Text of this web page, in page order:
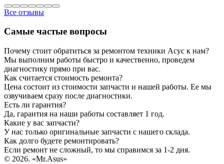
Все отзывы
Самые частые вопросы
Почему стоит обратиться за ремонтом техники Асус к нам?
Мы выполним работы быстро и качественно, проведем
диагностику прямо при вас.
Как считается стоимость ремонта?
Цена состоит из стоимости запчасти и нашей работы. Ее мы
озвучиваем сразу после диагностики.
Есть ли гарантия?
Да, гарантия на наши работы составляет 1 год.
Какие у вас запчасти?
У нас только оригинальные запчасти с нашего склада.
Как долго будете ремонтировать?
Если ремонт не сложный, то мы справимся за 1-2 дня.
© 2026. «Mr.Asus»